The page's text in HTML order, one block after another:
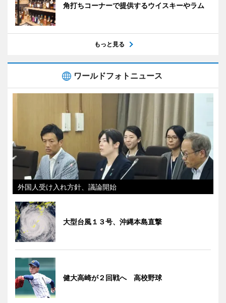
角打ちコーナーで提供するウイスキーやラム
もっと見る
ワールドフォトニュース
外国人受け入れ方針、議論開始
大型台風１３号、沖縄本島直撃
健大高崎が２回戦へ 高校野球